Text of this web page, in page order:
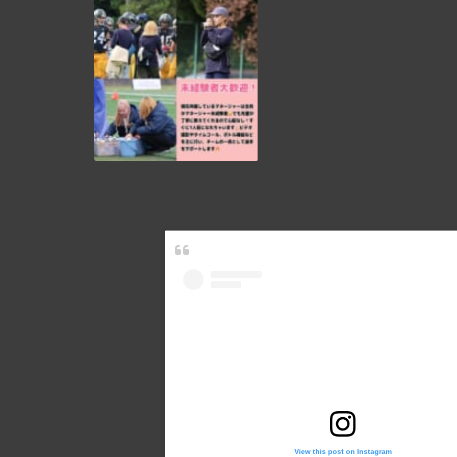
View this post on Instagram